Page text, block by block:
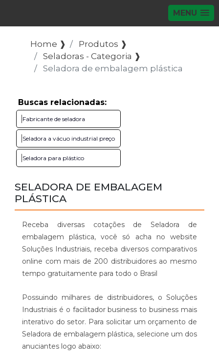
MENU
Home ❱
Produtos ❱
Seladoras - Categoria ❱
Seladora de embalagem plástica
Buscas relacionadas:
Fabricante de seladora
Seladora a vácuo industrial preço
Seladora para plástico
SELADORA DE EMBALAGEM
PLÁSTICA
Receba diversas cotações de Seladora de
embalagem plástica, você só acha no website
Soluções Industriais, receba diversos comparativos
online com mais de 200 distribuidores ao mesmo
tempo gratuitamente para todo o Brasil
Possuindo milhares de distribuidores, o Soluções
Industriais é o facilitador business to business mais
interativo do setor. Para solicitar um orçamento de
Seladora de embalagem plástica, selecione um dos
anuciantes logo abaixo: